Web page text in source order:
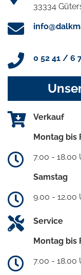
33334
0 52 41 / 6
Verkauf
Montag bis
7.00 - 18.00
Samstag
9.00 - 12.00
Service
Montag bis
7.00 - 18.00